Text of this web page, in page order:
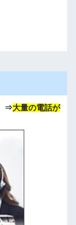
⇒大量の電話が